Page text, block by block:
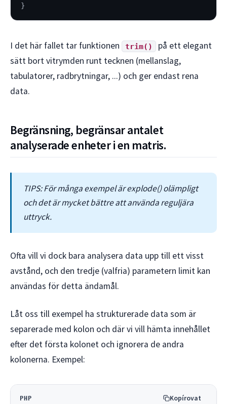
}
I det här fallet tar funktionen trim()
på ett elegant
sätt bort vitrymden runt tecknen (mellanslag,
tabulatorer, radbrytningar, ...) och ger endast rena
data.
Begränsning, begränsar antalet
analyserade enheter i en matris.
TIPS: För många exempel är explode() olämpligt
och det är mycket bättre att använda reguljära
uttryck.
Ofta vill vi dock bara analysera data upp till ett visst
avstånd, och den tredje (valfria) parametern limit kan
användas för detta ändamål.
Låt oss till exempel ha strukturerade data som är
separerade med kolon och där vi vill hämta innehållet
efter det första kolonet och ignorera de andra
kolonerna. Exempel:
PHP Kopírovat